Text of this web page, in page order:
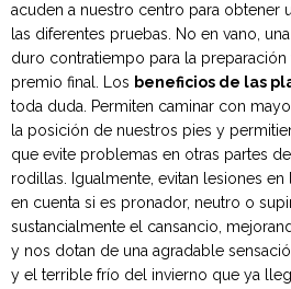
acuden a nuestro centro para obtener
las diferentes pruebas. No en vano,
duro contratiempo para la preparación
premio final. Los beneficios de las
toda duda. Permiten caminar con
la posición de nuestros pies y
que evite problemas en otras partes
rodillas. Igualmente, evitan lesiones
en cuenta si es pronador, neutro o
sustancialmente el cansancio,
y nos dotan de una agradable
y el terrible frío del invierno que ya